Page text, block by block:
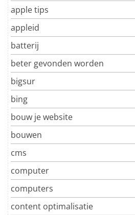
apple tips
appleid
batterij
beter gevonden worden
bigsur
bing
bouw je website
bouwen
cms
computer
computers
content optimalisatie